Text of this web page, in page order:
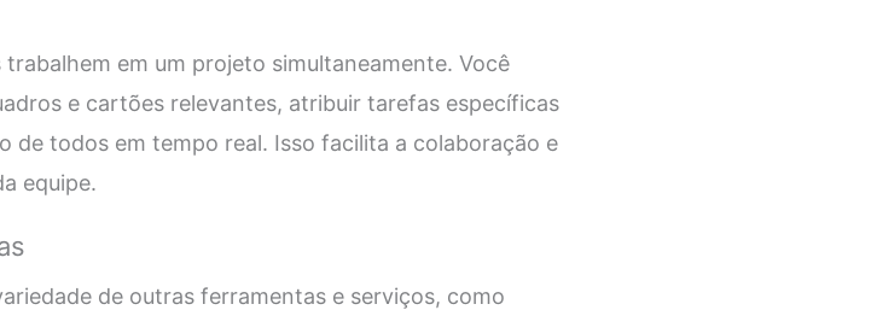
em um projeto simultaneamente. Você
e cartões relevantes, atribuir tarefas específicas
de todos em tempo real. Isso facilita a colaboração e
equipe.
de outras ferramentas e serviços, como